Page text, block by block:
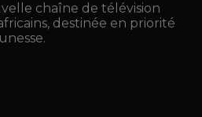
chaîne de télévision
destinée en priorité